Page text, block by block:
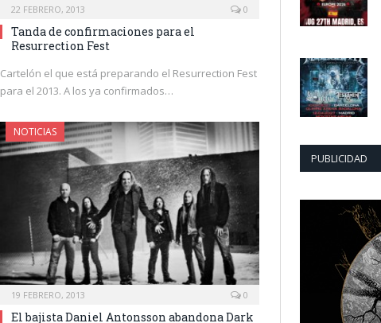
22 FEBRERO, 2013 0
Tanda de confirmaciones para el
Resurrection Fest
Cartelón el que está preparando el Resurrection Fest
para el 2013. A los ya confirmados…
NOTICIAS
19 FEBRERO, 2013 0
El bajista Daniel Antonsson abandona Dark
PUBLICIDAD